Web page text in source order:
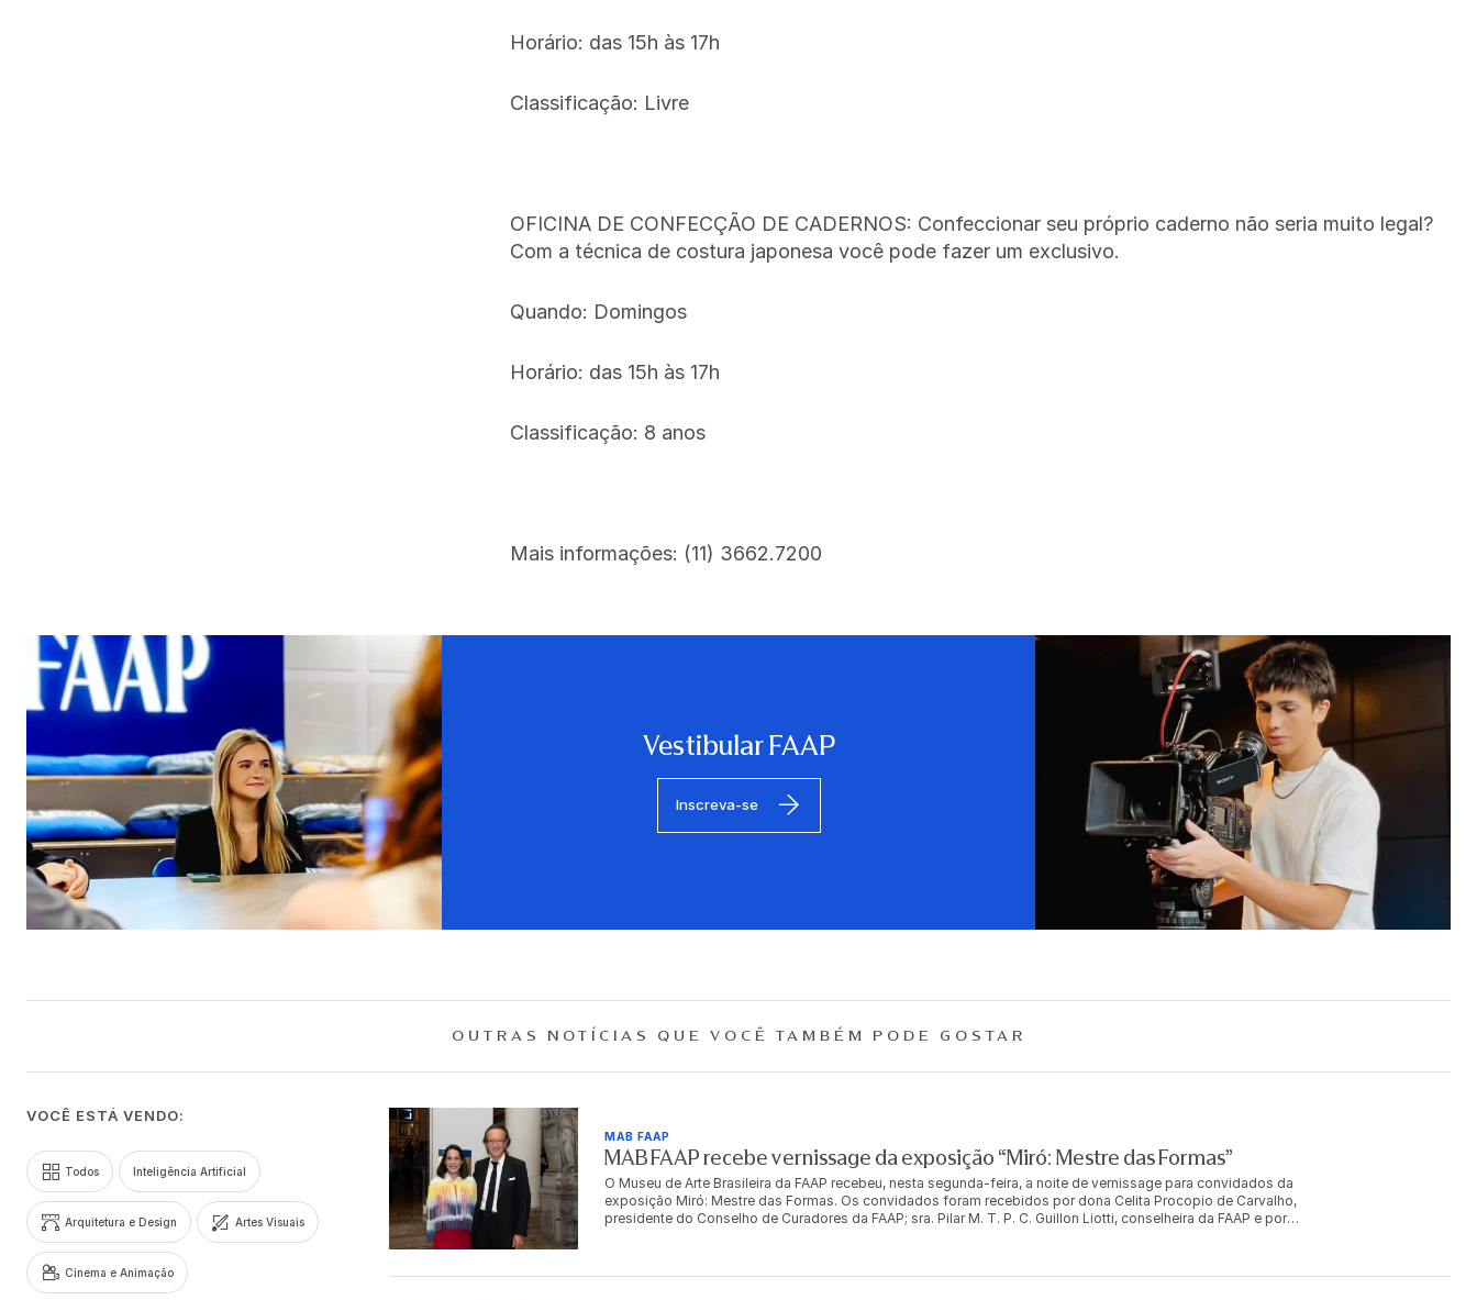
Horário: das 15h às 17h
Classificação: Livre
OFICINA DE CONFECÇÃO DE CADERNOS: Confeccionar seu próprio caderno não seria muito legal?
Com a técnica de costura japonesa você pode fazer um exclusivo.
Quando: Domingos
Horário: das 15h às 17h
Classificação: 8 anos
Mais informações: (11) 3662.7200
Vestibular FAAP
Inscreva-se
OUTRAS NOTÍCIAS QUE VOCÊ TAMBÉM PODE GOSTAR
VOCÊ ESTÁ VENDO:
Todos Inteligência Artificial
Arquitetura e Design Artes Visuais
Cinema e Animação
MAB FAAP
MAB FAAP recebe vernissage da exposição “Miró: Mestre das Formas”
O Museu de Arte Brasileira da FAAP recebeu, nesta segunda-feira, a noite de vernissage para convidados da
exposição Miró: Mestre das Formas. Os convidados foram recebidos por dona Celita Procopio de Carvalho,
presidente do Conselho de Curadores da FAAP; sra. Pilar M. T. P. C. Guillon Liotti, conselheira da FAAP e por